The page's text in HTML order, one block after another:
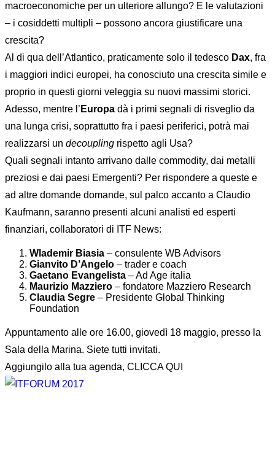
macroeconomiche per un ulteriore allungo? E le valutazioni
– i cosiddetti multipli – possono ancora giustificare una
crescita?
Al di qua dell’Atlantico, praticamente solo il tedesco Dax, fra
i maggiori indici europei, ha conosciuto una crescita simile e
proprio in questi giorni veleggia su nuovi massimi storici.
Adesso, mentre l’ Europa dà i primi segnali di risveglio da
una lunga crisi, soprattutto fra i paesi periferici, potrà mai
realizzarsi un decoupling rispetto agli Usa?
Quali segnali intanto arrivano dalle commodity, dai metalli
preziosi e dai paesi Emergenti? Per rispondere a queste e
ad altre domande domande, sul palco accanto a Claudio
Kaufmann, saranno presenti alcuni analisti ed esperti
finanziari, collaboratori di ITF News:
Wlademir Biasia – consulente WB Advisors
Gianvito D’Angelo – trader e coach
Gaetano Evangelista – Ad Age italia
Maurizio Mazziero – fondatore Mazziero Research
Claudia Segre – Presidente Global Thinking
Foundation
Appuntamento alle ore 16.00, giovedì 18 maggio, presso la
Sala della Marina. Siete tutti invitati.
Aggiungilo alla tua agenda, CLICCA QUI